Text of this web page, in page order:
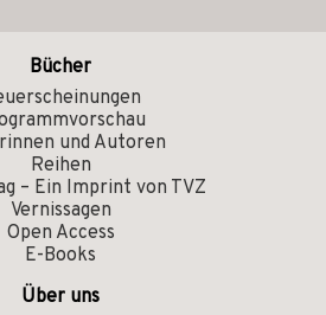
Bücher
und Autoren
Reihen
– Ein Imprint von TVZ
Vernissagen
Open Access
E-Books
Über uns